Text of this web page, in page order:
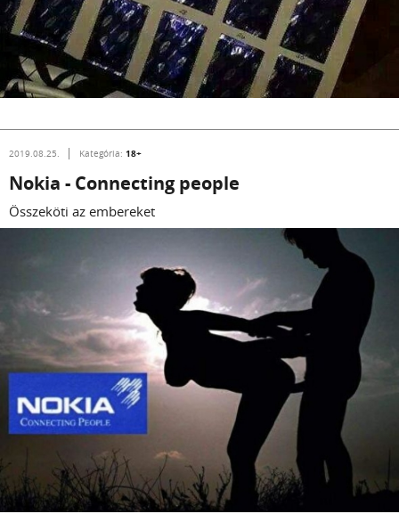
2019.08.25. Kategória: 18+
Nokia - Connecting people
Összeköti az embereket